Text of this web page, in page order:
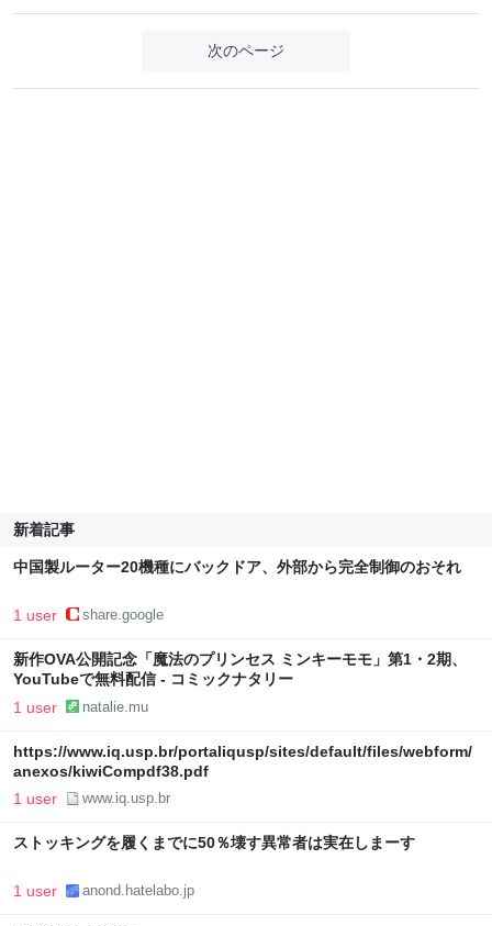
次のページ
新着記事
中国製ルーター20機種にバックドア、外部から完全制御のおそれ
1 user share.google
新作OVA公開記念「魔法のプリンセス ミンキーモモ」第1・2期、
YouTubeで無料配信 - コミックナタリー
1 user natalie.mu
https://www.iq.usp.br/portaliqusp/sites/default/files/webform/
anexos/kiwiCompdf38.pdf
1 user www.iq.usp.br
ストッキングを履くまでに50％壊す異常者は実在しまーす
1 user anond.hatelabo.jp